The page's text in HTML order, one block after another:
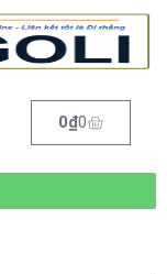
0₫0